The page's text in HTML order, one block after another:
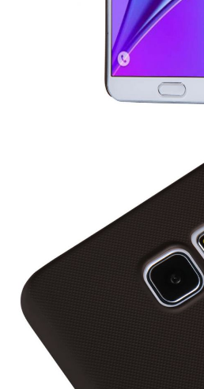
Để Lại Lời Nhắn
Vui lòng viết nội dung bạn muốn
hồi trong thời gian